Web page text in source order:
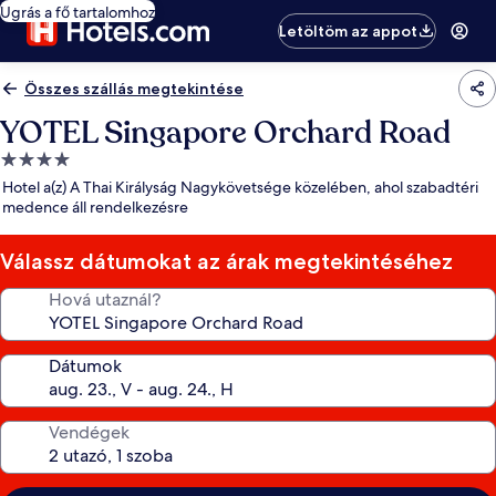
Ugrás a fő tartalomhoz
Letöltöm az appot
Összes szállás megtekintése
YOTEL Singapore Orchard Road
4.0
csillagos
szálláshely
Hotel a(z) A Thai Királyság Nagykövetsége közelében, ahol szabadtéri
medence áll rendelkezésre
Válassz dátumokat az árak megtekintéséhez
Hová utaznál?
Dátumok
Vendégek